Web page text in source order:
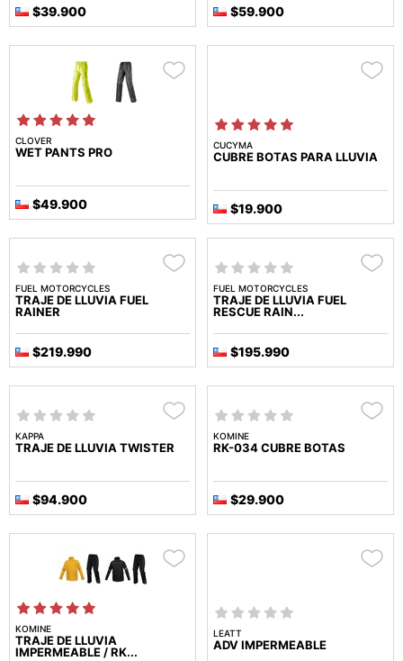
$39.900 $59.900
CLOVER
WET PANTS PRO
$49.900
CUCYMA
CUBRE BOTAS PARA LLUVIA
$19.900
FUEL MOTORCYCLES
TRAJE DE LLUVIA FUEL
RAINER
$219.990
FUEL MOTORCYCLES
TRAJE DE LLUVIA FUEL
RESCUE RAIN...
$195.990
KAPPA
TRAJE DE LLUVIA TWISTER
$94.900
KOMINE
RK-034 CUBRE BOTAS
$29.900
KOMINE
TRAJE DE LLUVIA
IMPERMEABLE / RK...
LEATT
ADV IMPERMEABLE